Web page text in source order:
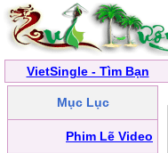
VietSingle - Tìm Bạn
Mục Lục
Phim Lẽ Video